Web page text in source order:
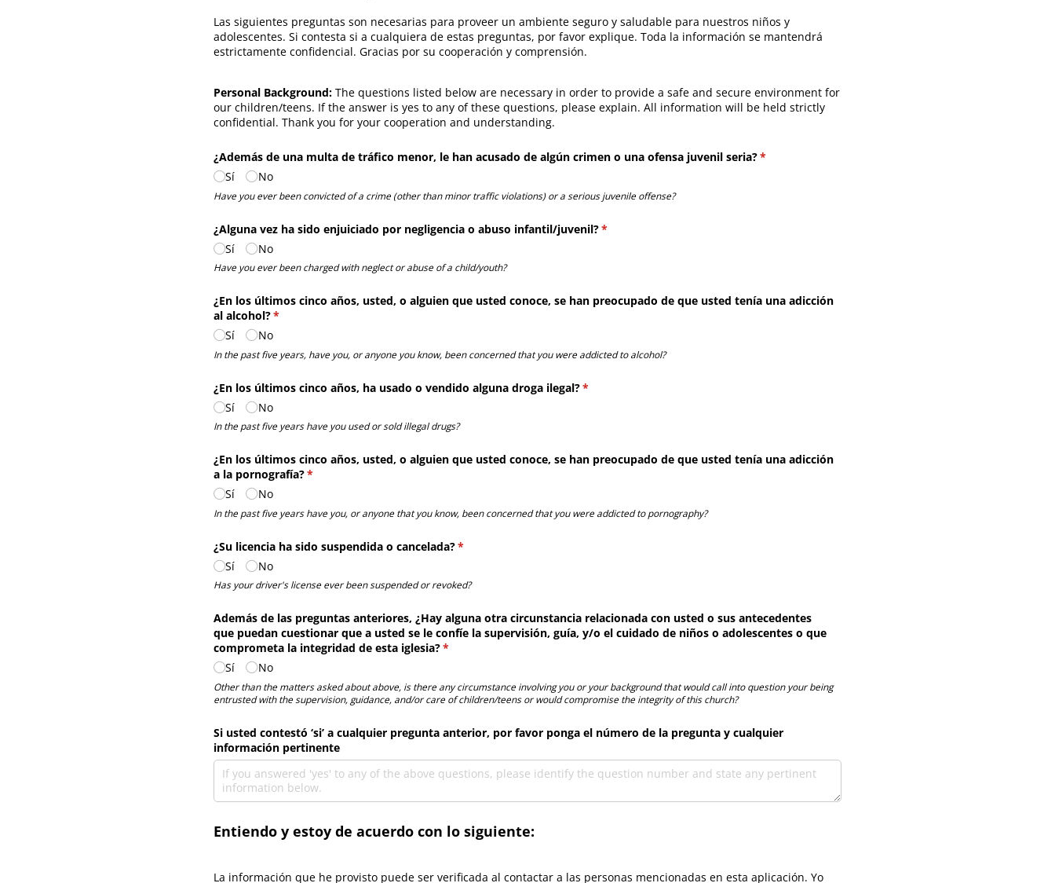
Las siguientes preguntas son necesarias para proveer un ambiente seguro y saludable para nuestros niños y
adolescentes. Si contesta si a cualquiera de estas preguntas, por favor explique. Toda la información se mantendrá
estrictamente confidencial. Gracias por su cooperación y comprensión.
Personal Background: The questions listed below are necessary in order to provide a safe and secure environment for
our children/teens. If the answer is yes to any of these questions, please explain. All information will be held strictly
confidential. Thank you for your cooperation and understanding.
¿Además de una multa de tráfico menor, le han acusado de algún crimen o una ofensa juvenil seria?*
(necesario)
Sí
No
Have you ever been convicted of a crime (other than minor traffic violations) or a serious juvenile offense?
¿Alguna vez ha sido enjuiciado por negligencia o abuso infantil/​juvenil?*
(necesario)
Sí
No
Have you ever been charged with neglect or abuse of a child/youth?
¿En los últimos cinco años, usted, o alguien que usted conoce, se han preocupado de que usted tenía una adicción
al alcohol?*
(necesario)
Sí
No
In the past five years, have you, or anyone you know, been concerned that you were addicted to alcohol?
¿En los últimos cinco años, ha usado o vendido alguna droga ilegal?*
(necesario)
Sí
No
In the past five years have you used or sold illegal drugs?
¿En los últimos cinco años, usted, o alguien que usted conoce, se han preocupado de que usted tenía una adicción
a la pornografía?*
(necesario)
Sí
No
In the past five years have you, or anyone that you know, been concerned that you were addicted to pornography?
¿Su licencia ha sido suspendida o cancelada?*
(necesario)
Sí
No
Has your driver's license ever been suspended or revoked?
Además de las preguntas anteriores, ¿Hay alguna otra circunstancia relacionada con usted o sus antecedentes
que puedan cuestionar que a usted se le confíe la supervisión, guía, y/​o el cuidado de niños o adolescentes o que
comprometa la integridad de esta iglesia?*
(necesario)
Sí
No
Other than the matters asked about above, is there any circumstance involving you or your background that would call into question your being
entrusted with the supervision, guidance, and/or care of children/teens or would compromise the integrity of this church?
Si usted contestó ‘si’ a cualquier pregunta anterior, por favor ponga el número de la pregunta y cualquier
información pertinente
Entiendo y estoy de acuerdo con lo siguiente:
La información que he provisto puede ser verificada al contactar a las personas mencionadas en esta aplicación. Yo